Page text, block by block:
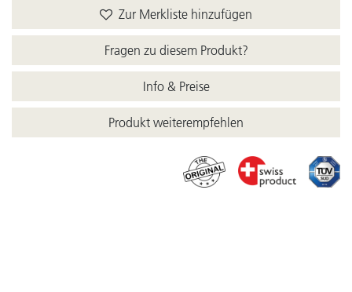
Zur Merkliste hinzufügen
Fragen zu diesem Produkt?
Info & Preise
Produkt weiterempfehlen